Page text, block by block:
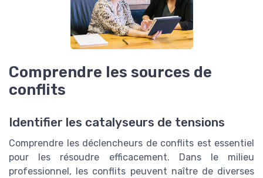
Comprendre les sources de
conflits
Identifier les catalyseurs de tensions
Comprendre les déclencheurs de conflits est essentiel
pour les résoudre efficacement. Dans le milieu
professionnel, les conflits peuvent naître de diverses